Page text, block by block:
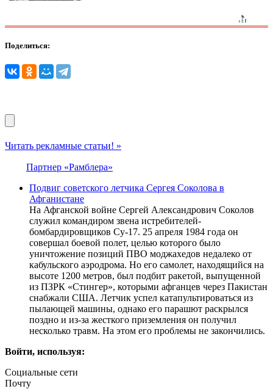
Поделиться:
Читать рекламные статьи! »
Партнер «Рамблера»
Подвиг советского летчика Сергея Соколова в
Афганистане
На Афганской войне Сергей Александрович Соколов
служил командиром звена истребителей-
бомбардировщиков Су-17. 25 апреля 1984 года он
совершал боевой полет, целью которого было
уничтожение позиций ПВО моджахедов недалеко от
кабульского аэродрома. Но его самолет, находящийся на
высоте 1200 метров, был подбит ракетой, выпущенной
из ПЗРК «Стингер», которыми афганцев через Пакистан
снабжали США. Летчик успел катапультироваться из
пылающей машины, однако его парашют раскрылся
поздно и из-за жесткого приземления он получил
несколько травм. На этом его проблемы не закончились.
Войти, используя:
Социальные сети
Почту